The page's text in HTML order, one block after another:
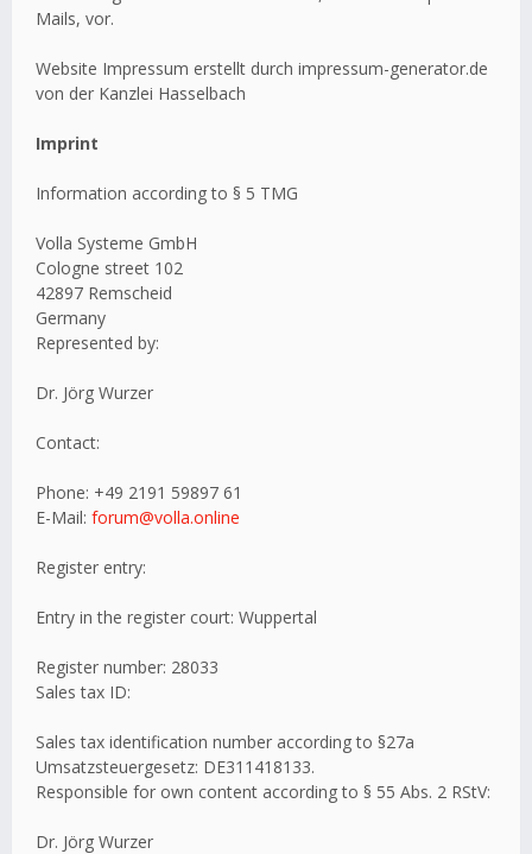
Mails, vor.
Website Impressum erstellt durch impressum-generator.de
von der Kanzlei Hasselbach
Imprint
Information according to § 5 TMG
Volla Systeme GmbH
Cologne street 102
42897 Remscheid
Germany
Represented by:
Dr. Jörg Wurzer
Contact:
Phone: +49 2191 59897 61
E-Mail: forum@volla.online
Register entry:
Entry in the register court: Wuppertal
Register number: 28033
Sales tax ID:
Sales tax identification number according to §27a
Umsatzsteuergesetz: DE311418133.
Responsible for own content according to § 55 Abs. 2 RStV:
Dr. Jörg Wurzer